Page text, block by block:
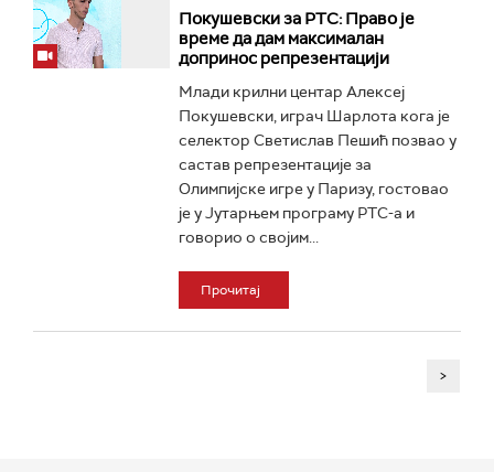
Покушевски за РТС: Право је
време да дам максималан
допринос репрезентацији
Mлади крилни центар Алексеј
Покушевски, играч Шарлота кога је
селектор Светислав Пешић позвао у
састав репрезентације за
Олимпијске игре у Паризу, гостовао
је у Јутарњем програму РТС-а и
говорио о својим...
Прочитај
>